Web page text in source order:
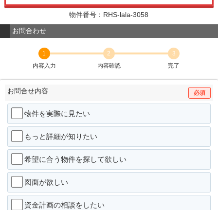
物件番号：RHS-lala-3058
お問合わせ
1
内容入力
2
内容確認
3
完了
お問合せ内容 必須
物件を実際に見たい
もっと詳細が知りたい
希望に合う物件を探して欲しい
図面が欲しい
資金計画の相談をしたい